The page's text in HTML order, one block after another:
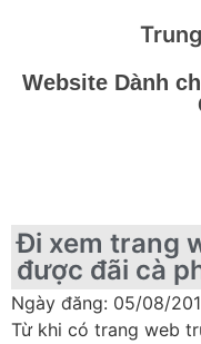
Website Dành
Đi xem trang
được đãi cà
Ngày đăng: 05/08/
Từ khi có trang web